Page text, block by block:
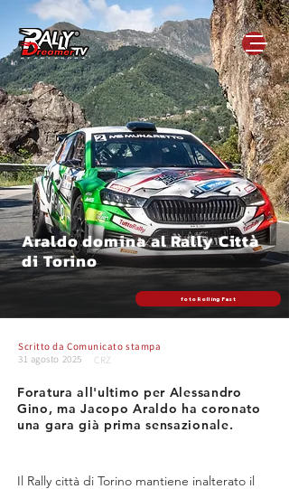
Araldo domina al Rally Città
di Torino
foto Rolling Fast
Scritto daComunicato stampa
31 agosto 2025
CRZ
Foratura all'ultimo per Alessandro
Gino, ma Jacopo Araldo ha coronato
una gara già prima sensazionale.
Il Rally città di Torino mantiene inalterato il